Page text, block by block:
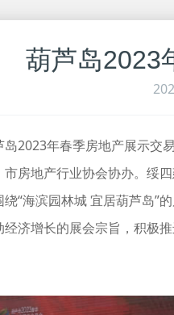
葫芦岛2023
年春季房地产展示交易
市房地产行业协会协办。绥
“海滨园林城 宜居葫芦岛”
济增长的展会宗旨，积极推